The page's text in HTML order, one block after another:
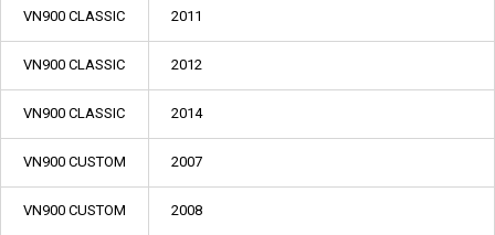
VN900 CLASSIC 2011
VN900 CLASSIC 2012
VN900 CLASSIC 2014
VN900 CUSTOM 2007
VN900 CUSTOM 2008